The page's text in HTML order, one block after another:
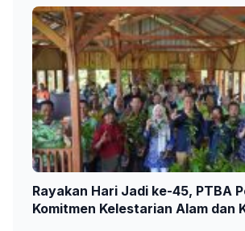
Rayakan Hari Jadi ke-45, PTBA
Komitmen Kelestarian Alam dan